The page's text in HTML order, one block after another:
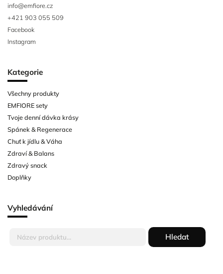
info@emfiore.cz
+421 903 055 509
Facebook
Instagram
Kategorie
Všechny produkty
EMFIORE sety
Tvoje denní dávka krásy
Spánek & Regenerace
Chuť k jídlu & Váha
Zdraví & Balans
Zdravý snack
Doplňky
Vyhledávání
Hledat